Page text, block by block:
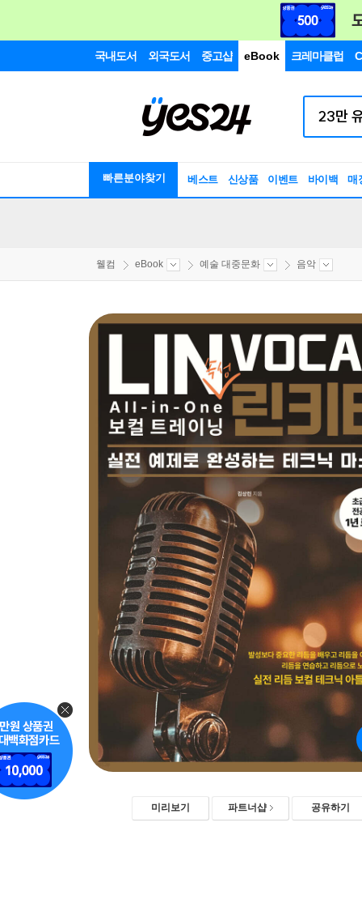
국내도서 외국도서 중고샵 eBook 크레마클럽
빠른분야찾기 베스트 신상품 이벤트 바이백 매
웰컴 eBook 예술 대중문화 음악
미리보기 파트너샵 공유하기